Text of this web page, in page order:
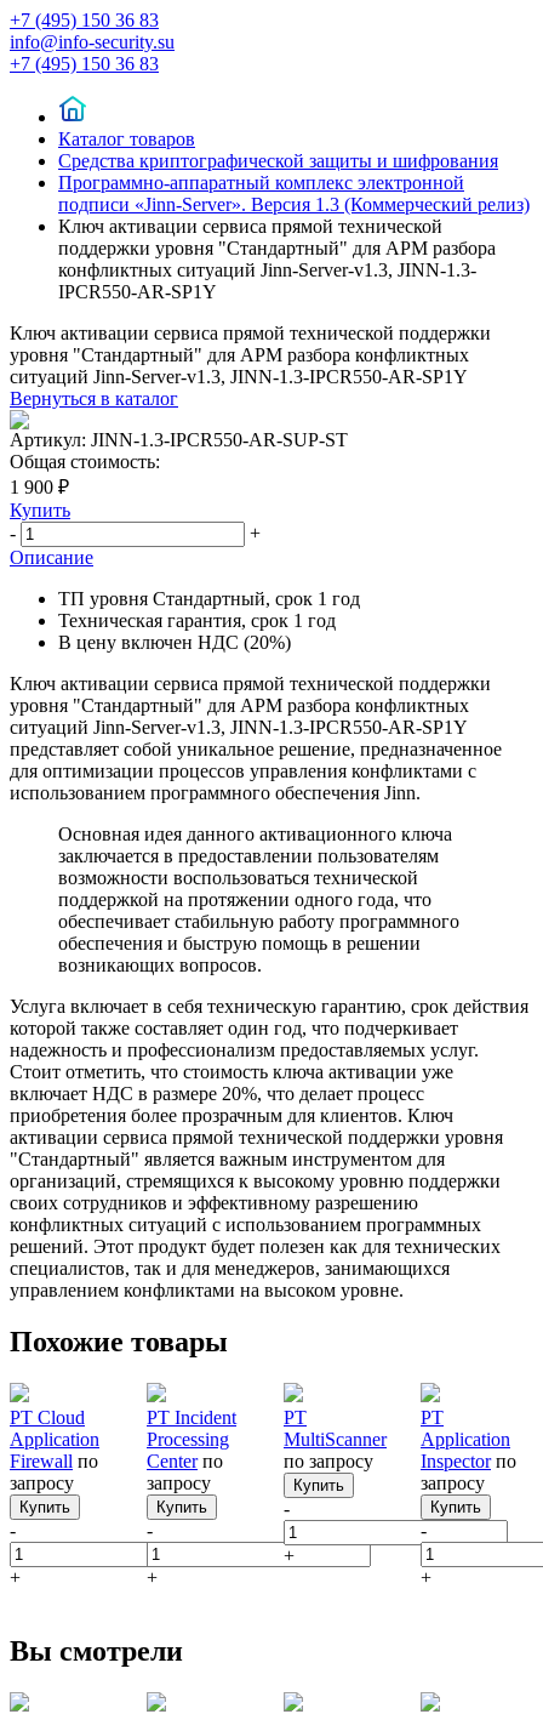
+7 (495) 150 36 83
info@info-security.su
+7 (495) 150 36 83
Каталог товаров
Средства криптографической защиты и шифрования
Программно-аппаратный комплекс электронной
подписи «Jinn-Server». Версия 1.3 (Коммерческий релиз)
Ключ активации сервиса прямой технической
поддержки уровня "Стандартный" для АРМ разбора
конфликтных ситуаций Jinn-Server-v1.3, JINN-1.3-
IPCR550-AR-SP1Y
Ключ активации сервиса прямой технической поддержки
уровня "Стандартный" для АРМ разбора конфликтных
ситуаций Jinn-Server-v1.3, JINN-1.3-IPCR550-AR-SP1Y
Вернуться в каталог
Артикул: JINN-1.3-IPCR550-AR-SUP-ST
Общая стоимость:
1 900 ₽
Купить
-
+
Описание
ТП уровня Стандартный, срок 1 год
Техническая гарантия, срок 1 год
В цену включен НДС (20%)
Ключ активации сервиса прямой технической поддержки
уровня "Стандартный" для АРМ разбора конфликтных
ситуаций Jinn-Server-v1.3, JINN-1.3-IPCR550-AR-SP1Y
представляет собой уникальное решение, предназначенное
для оптимизации процессов управления конфликтами с
использованием программного обеспечения Jinn.
Основная идея данного активационного ключа
заключается в предоставлении пользователям
возможности воспользоваться технической
поддержкой на протяжении одного года, что
обеспечивает стабильную работу программного
обеспечения и быструю помощь в решении
возникающих вопросов.
Услуга включает в себя техническую гарантию, срок действия
которой также составляет один год, что подчеркивает
надежность и профессионализм предоставляемых услуг.
Стоит отметить, что стоимость ключа активации уже
включает НДС в размере 20%, что делает процесс
приобретения более прозрачным для клиентов. Ключ
активации сервиса прямой технической поддержки уровня
"Стандартный" является важным инструментом для
организаций, стремящихся к высокому уровню поддержки
своих сотрудников и эффективному разрешению
конфликтных ситуаций с использованием программных
решений. Этот продукт будет полезен как для технических
специалистов, так и для менеджеров, занимающихся
управлением конфликтами на высоком уровне.
Похожие товары
PT Cloud
Application
Firewall по
запросу
Купить
-
+
PT Incident
Processing
Center по
запросу
Купить
-
+
PT
MultiScanner
по запросу
Купить
-
+
PT
Application
Inspector по
запросу
Купить
-
+
Вы смотрели